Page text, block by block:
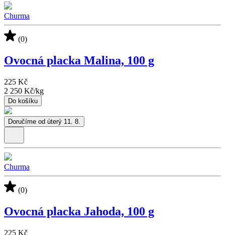
Churma
(0)
Ovocná placka Malina, 100 g
225 Kč
2 250 Kč/kg
Do košíku
Doručíme od úterý 11. 8.
Churma
(0)
Ovocná placka Jahoda, 100 g
225 Kč